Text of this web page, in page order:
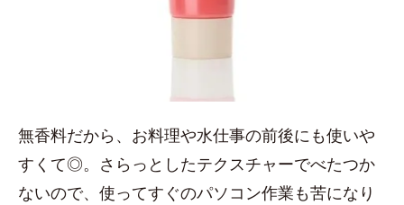
無香料だから、お料理や水仕事の前後にも使いや
すくて◎。さらっとしたテクスチャーでべたつか
ないので、使ってすぐのパソコン作業も苦になり